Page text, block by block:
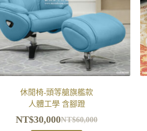
休閒椅-頭等艙旗艦款
人體工學 含腳蹬
NT$60,000
NT$30,000